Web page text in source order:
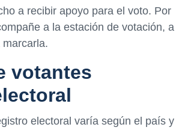
a recibir apoyo para el voto. Por
a la estación de votación, a
votantes
electoral varía según el país y